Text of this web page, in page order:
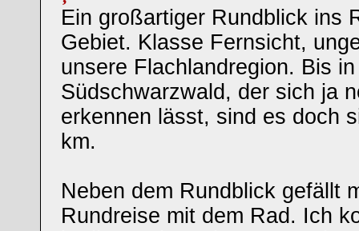
Ein großartiger Rundblick ins
Gebiet. Klasse Fernsicht,
unsere Flachlandregion. Bis
Südschwarzwald, der sich ja
erkennen lässt, sind es doch
km.
Neben dem Rundblick gefällt
Rundreise mit dem Rad. Ich